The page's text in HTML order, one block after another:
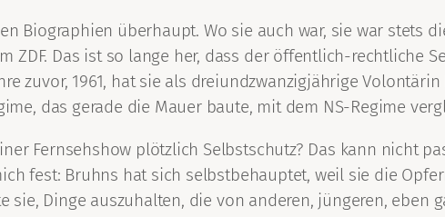
Biographien überhaupt. Wo sie auch war, sie war stets
Das ist so lange her, dass der öffentlich-rechtliche
zuvor, 1961, hat sie als dreiundzwanzigjährige
das gerade die Mauer baute, mit dem NS-Regime
Fernsehshow plötzlich Selbstschutz? Das kann nicht
fest: Bruhns hat sich selbstbehauptet, weil sie die
Dinge auszuhalten, die von anderen, jüngeren, eben